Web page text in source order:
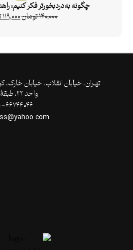
چگونه به‌دردبخورتر فکر کنیم:
۱۴۰,۰۰۰تومان۱۱۹,۰۰۰
واحد ۲۲، طبقۀ ۵